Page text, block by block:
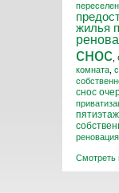
жилья
снос
комната
снос
реновация
Смотреть